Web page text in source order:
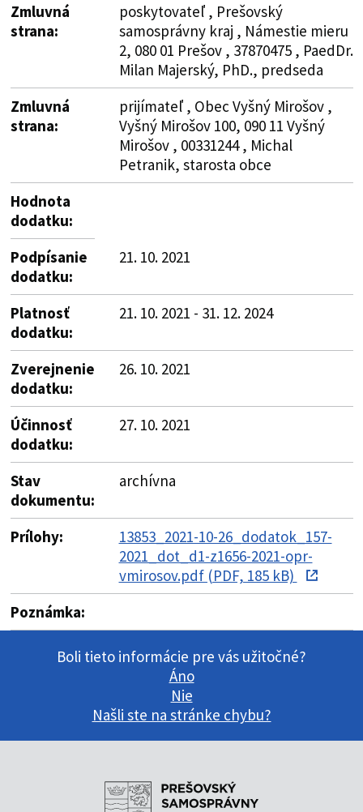
Zmluvná
strana:
poskytovateľ , Prešovský
samosprávny kraj , Námestie mieru
2, 080 01 Prešov , 37870475 , PaedDr.
Milan Majerský, PhD., predseda
Zmluvná
strana:
prijímateľ , Obec Vyšný Mirošov ,
Vyšný Mirošov 100, 090 11 Vyšný
Mirošov , 00331244 , Michal
Petranik, starosta obce
Hodnota
dodatku:
Podpísanie
dodatku:
21. 10. 2021
Platnosť
dodatku:
21. 10. 2021 - 31. 12. 2024
Zverejnenie
dodatku:
26. 10. 2021
Účinnosť
dodatku:
27. 10. 2021
Stav
dokumentu:
archívna
Prílohy:
13853_2021-10-26_dodatok_157-
2021_dot_d1-z1656-2021-opr-
vmirosov.pdf (PDF, 185 kB)
Poznámka:
Boli tieto informácie pre vás užitočné?
Áno
Nie
Našli ste na stránke chybu?